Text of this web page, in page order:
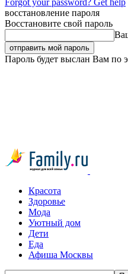
Forgot your password? Get help
восстановление пароля
Восстановите свой пароль
Пароль будет выслан Вам по
Красота
Здоровье
Мода
Уютный дом
Дети
Еда
Афиша Москвы